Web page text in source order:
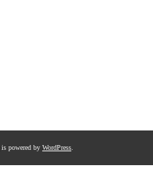
is powered by WordPress